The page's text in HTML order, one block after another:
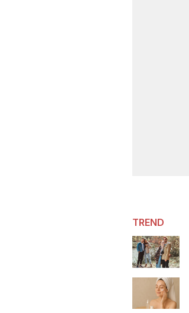
TREND